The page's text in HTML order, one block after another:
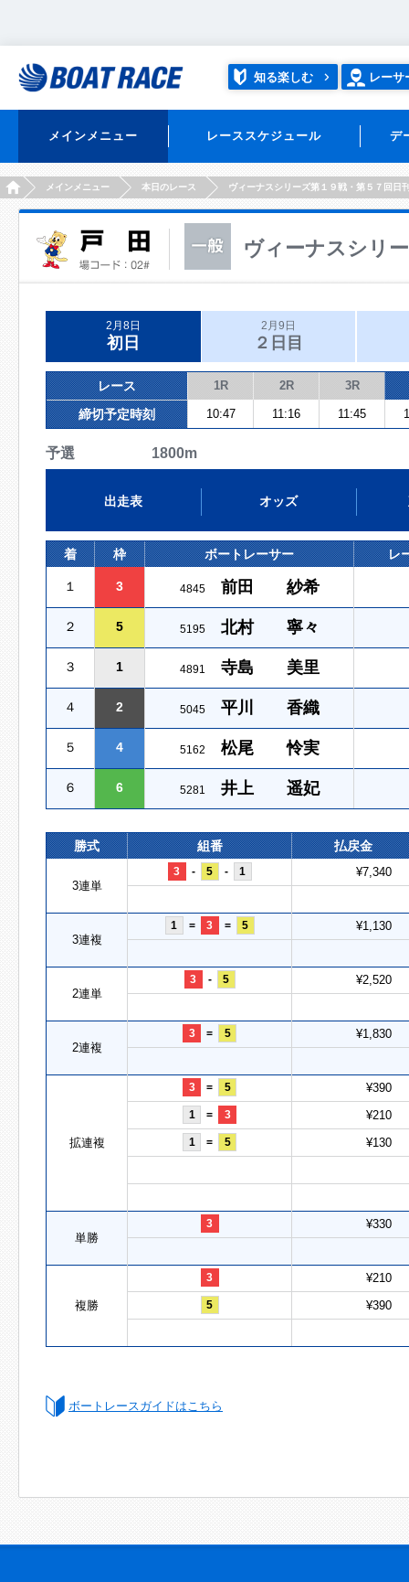
知る楽しむ レーサ
メインメニュー レーススケジュール デ
HOMEメインメニュー 本日のレース ヴィーナスシリーズ第１９戦・第５７回日
ヴィーナスシリ
2月8日
初日
2月9日
２日目
レース 1R 2R 3R
締切予定時刻 10:47 11:16 11:45
予選 1800m
出走表 オッズ
着 枠 ボートレーサー レ
１ 3 4845 前田 紗希
２ 5 5195 北村 寧々
３ 1 4891 寺島 美里
４ 2 5045 平川 香織
５ 4 5162 松尾 怜実
６ 6 5281 井上 遥妃
勝式 組番 払戻金
3連単
3 - 5 - 1 ¥7,340
3連複
1 = 3 = 5 ¥1,130
2連単
3 - 5 ¥2,520
2連複
3 = 5 ¥1,830
拡連複
3 = 5 ¥390
1 = 3 ¥210
1 = 5 ¥130
単勝
3 ¥330
複勝
3 ¥210
5 ¥390
ボートレースガイドはこちら